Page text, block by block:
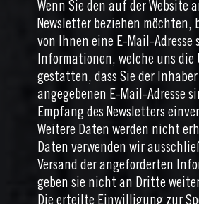
Wenn Sie den auf der Website
Newsletter beziehen möchten,
von Ihnen eine E-Mail-Adresse
Informationen, welche uns die
gestatten, dass Sie der
angegebenen E-Mail-Adresse
Empfang des Newsletters
Weitere Daten werden nicht
Daten verwenden wir
Versand der angeforderten
geben sie nicht an Dritte